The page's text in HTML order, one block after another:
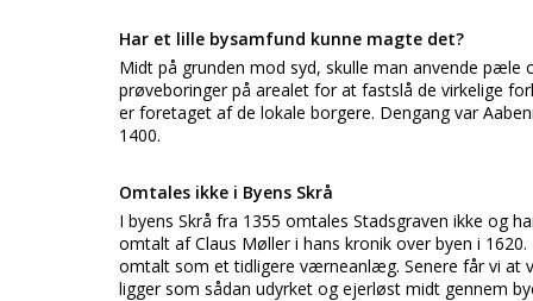
Har et lille bysamfund kunne magte det?
Midt på grunden mod syd, skulle man anvende
prøveboringer på arealet for at fastslå de virkelige
er foretaget af de lokale borgere. Dengang var
1400.
Omtales ikke i Byens Skrå
I byens Skrå fra 1355 omtales Stadsgraven ikke og
omtalt af Claus Møller i hans kronik over byen i
omtalt som et tidligere værneanlæg. Senere får vi at
ligger som sådan udyrket og ejerløst midt gennem